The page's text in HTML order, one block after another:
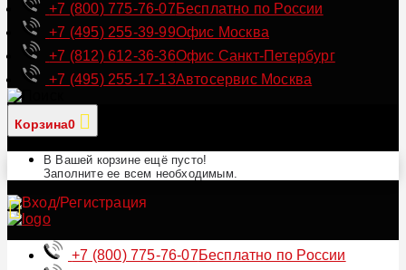
+7 (800) 775-76-07Бесплатно по России
+7 (495) 255-39-99Офис Москва
+7 (812) 612-36-36Офис Санкт-Петербург
+7 (495) 255-17-13Автосервис Москва
Корзина0
В Вашей корзине ещё пусто!
Заполните ее всем необходимым.
+7 (800) 775-76-07Бесплатно по России